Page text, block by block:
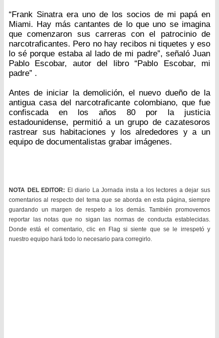
“Frank Sinatra era uno de los socios de mi papá en
Miami. Hay más cantantes de lo que uno se imagina
que comenzaron sus carreras con el patrocinio de
narcotraficantes. Pero no hay recibos ni tiquetes y eso
lo sé porque estaba al lado de mi padre”, señaló Juan
Pablo Escobar, autor del libro “Pablo Escobar, mi
padre” .
Antes de iniciar la demolición, el nuevo dueño de la
antigua casa del narcotraficante colombiano, que fue
confiscada en los años 80 por la justicia
estadounidense, permitió a un grupo de cazatesoros
rastrear sus habitaciones y los alrededores y a un
equipo de documentalistas grabar imágenes.
NOTA DEL EDITOR: El diario La Jornada insta a los lectores a dejar sus
comentarios al respecto del tema que se aborda en esta página, siempre
guardando un margen de respeto a los demás. También promovemos
reportar las notas que no sigan las normas de conducta establecidas.
Donde está el comentario, clic en Flag si siente que se le irrespetó y
nuestro equipo hará todo lo necesario para corregirlo.